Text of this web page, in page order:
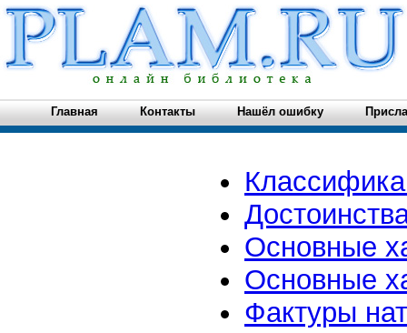
Главная Контакты Нашёл ошибку
Основные
Основные
Фактуры